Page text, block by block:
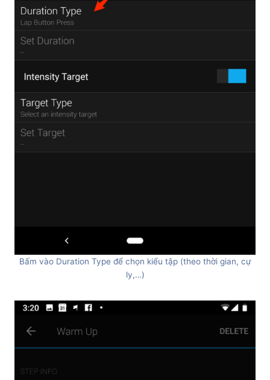
Bấm vào Duration Type để chọn kiểu tập (theo thời gian, cự
ly,…)